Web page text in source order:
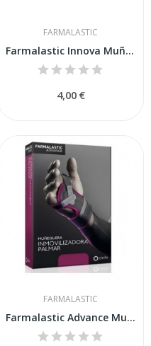
FARMALASTIC
Farmalastic Innova Muñequera Velcro Blanca...
4,00 €
FARMALASTIC
Farmalastic Advance Muñequera Inmovilizadora...